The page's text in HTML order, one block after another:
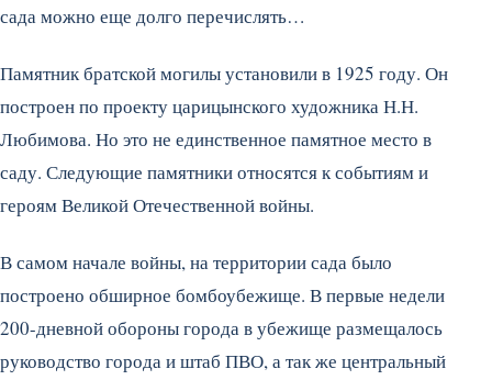
сада можно еще долго перечислять…
Памятник братской могилы установили в 1925 году. Он
построен по проекту царицынского художника Н.Н.
Любимова. Но это не единственное памятное место в
саду. Следующие памятники относятся к событиям и
героям Великой Отечественной войны.
В самом начале войны, на территории сада было
построено обширное бомбоубежище. В первые недели
200-дневной обороны города в убежище размещалось
руководство города и штаб ПВО, а так же центральный